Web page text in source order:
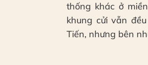
thống khác ở
khung cửi vẫn
Tiến, nhưng bên